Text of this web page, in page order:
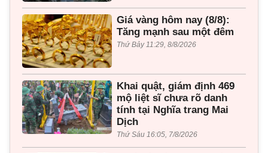
Giá vàng hôm nay (8/8):
Tăng mạnh sau một đêm
Thứ Bảy 11:29, 8/8/2026
Khai quật, giám định 469
mộ liệt sĩ chưa rõ danh
tính tại Nghĩa trang Mai
Dịch
Thứ Sáu 16:05, 7/8/2026